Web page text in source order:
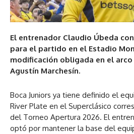
El entrenador Claudio Úbeda
para el partido en el Estadio
modificación obligada en el
Agustín Marchesín.
Boca Juniors ya tiene definido el
River Plate en el Superclásico
del Torneo Apertura 2026. El
optó por mantener la base del